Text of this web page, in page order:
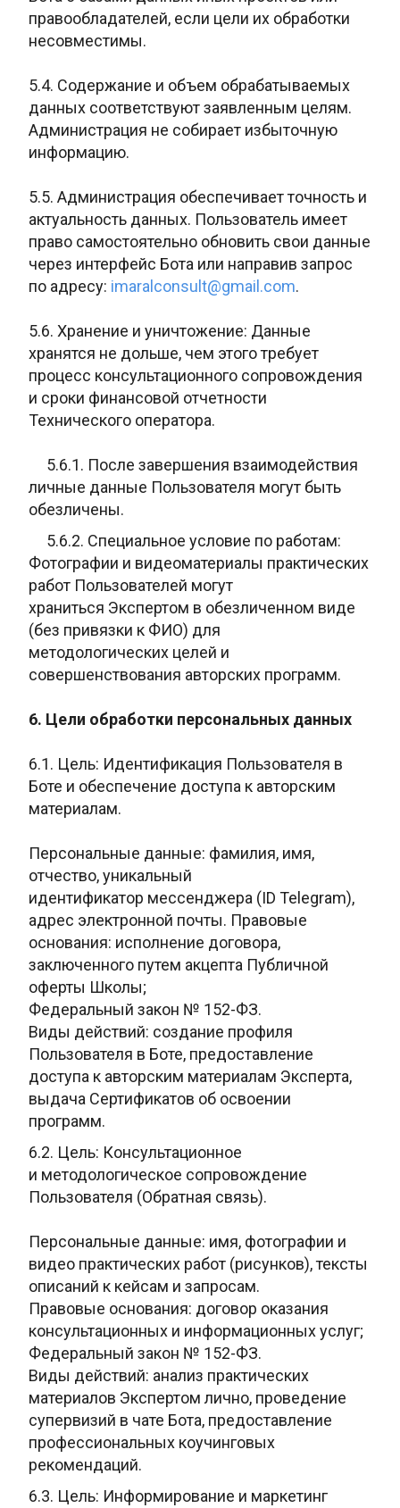
правообладателей, если цели их обработки
несовместимы.
5.4. Содержание и объем обрабатываемых
данных соответствуют заявленным целям.
Администрация не собирает избыточную
информацию.
5.5. Администрация обеспечивает точность и
актуальность данных. Пользователь имеет
право самостоятельно обновить свои данные
через интерфейс Бота или направив запрос
по адресу: imaralconsult@gmail.com.
5.6. Хранение и уничтожение: Данные
хранятся не дольше, чем этого требует
процесс консультационного сопровождения
и сроки финансовой отчетности
Технического оператора.
5.6.1. После завершения взаимодействия
личные данные Пользователя могут быть
обезличены.
5.6.2. Специальное условие по работам:
Фотографии и видеоматериалы практических
работ Пользователей могут
храниться Экспертом в обезличенном виде
(без привязки к ФИО) для
методологических целей и
совершенствования авторских программ.
6. Цели обработки персональных данных
6.1. Цель: Идентификация Пользователя в
Боте и обеспечение доступа к авторским
материалам.
Персональные данные: фамилия, имя,
отчество, уникальный
идентификатор мессенджера (ID Telegram),
адрес электронной почты. Правовые
основания: исполнение договора,
заключенного путем акцепта Публичной
оферты Школы;
Федеральный закон № 152-ФЗ.
Виды действий: создание профиля
Пользователя в Боте, предоставление
доступа к авторским материалам Эксперта,
выдача Сертификатов об освоении
программ.
6.2. Цель: Консультационное
и методологическое сопровождение
Пользователя (Обратная связь).
Персональные данные: имя, фотографии и
видео практических работ (рисунков), тексты
описаний к кейсам и запросам.
Правовые основания: договор оказания
консультационных и информационных услуг;
Федеральныйзакон № 152-ФЗ.
Виды действий: анализ практических
материалов Экспертомлично, проведение
супервизий в чате Бота, предоставление
профессиональных коучинговых
рекомендаций.
6.3. Цель: Информирование и маркетинг